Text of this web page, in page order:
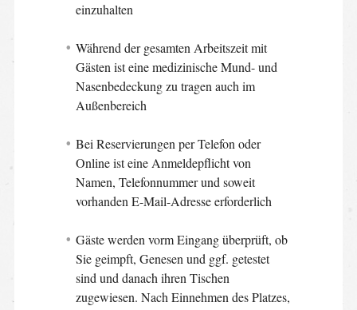
einzuhalten
Während der gesamten Arbeitszeit mit
Gästen ist eine medizinische Mund- und
Nasenbedeckung zu tragen auch im
Außenbereich
Bei Reservierungen per Telefon oder
Online ist eine Anmeldepflicht von
Namen, Telefonnummer und soweit
vorhanden E-Mail-Adresse erforderlich
Gäste werden vorm Eingang überprüft, ob
Sie geimpft, Genesen und ggf. getestet
sind und danach ihren Tischen
zugewiesen. Nach Einnehmen des Platzes,